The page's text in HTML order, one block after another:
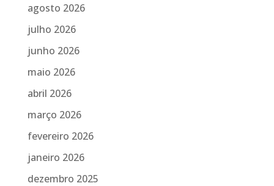
agosto 2026
julho 2026
junho 2026
maio 2026
abril 2026
março 2026
fevereiro 2026
janeiro 2026
dezembro 2025